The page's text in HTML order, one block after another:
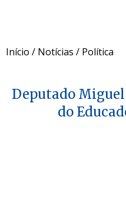
Início / Notícias / Política
Deputado
do